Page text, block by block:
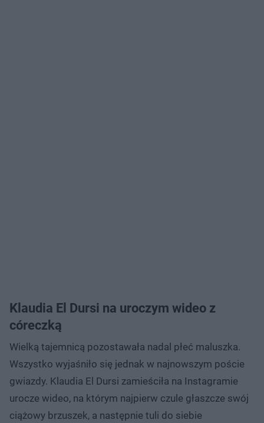
Klaudia El Dursi na uroczym wideo z
córeczką
Wielką tajemnicą pozostawała nadal płeć maluszka.
Wszystko wyjaśniło się jednak w najnowszym poście
gwiazdy. Klaudia El Dursi zamieściła na Instagramie
urocze wideo, na którym najpierw czule głaszcze swój
ciążowy brzuszek, a następnie tuli do siebie